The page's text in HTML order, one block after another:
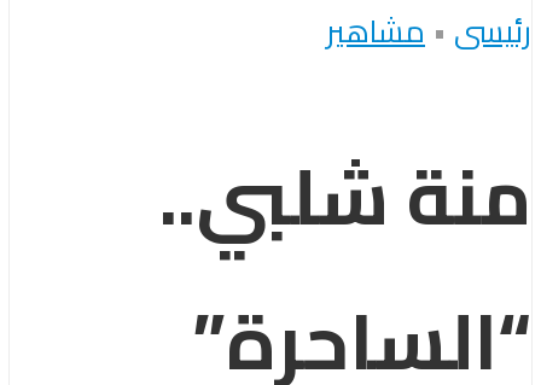
رئيسى •مشاهير
منة شلبي..
“الساحرة”